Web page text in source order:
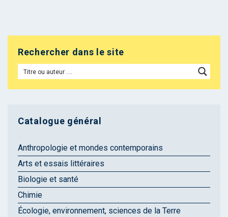
Rechercher dans le site
Catalogue général
Anthropologie et mondes contemporains
Arts et essais littéraires
Biologie et santé
Chimie
Écologie, environnement, sciences de la Terre